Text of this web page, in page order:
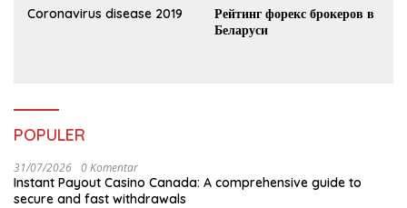
Coronavirus disease 2019
Рейтинг форекс брокеров в
Беларуси
POPULER
31/07/2026 0 Komentar
Instant Payout Casino Canada: A comprehensive guide to
secure and fast withdrawals